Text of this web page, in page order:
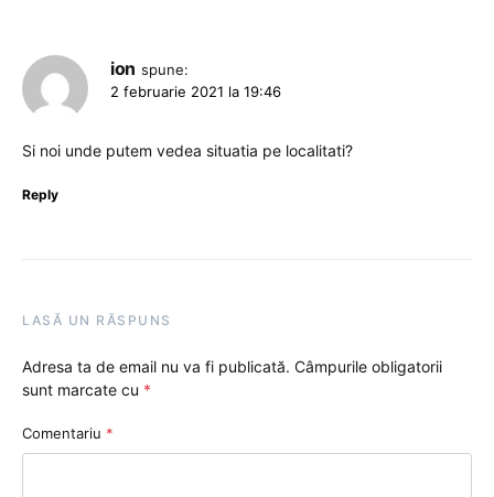
ion spune:
2 februarie 2021 la 19:46
Si noi unde putem vedea situatia pe localitati?
Reply
LASĂ UN RĂSPUNS
Adresa ta de email nu va fi publicată. Câmpurile obligatorii
sunt marcate cu *
Comentariu *